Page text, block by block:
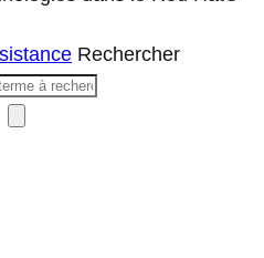
Rechercher